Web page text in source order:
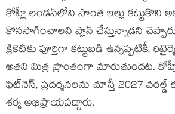
కోహ్లీ లండన్‌లోని సొంత ఇల్లు కట్టుకొని
కొనసాగించాలని ప్లాన్ చేస్తున్నాడని చెప్పారు.
క్రికెట్‌కు పూర్తిగా కట్టుబడి ఉన్నప్పటికీ,
అతని మిత్ర ప్రాంతంగా మారుతుందట. కోహ్లీ
ఫిట్‌నెస్, ప్రదర్శనలను చూస్తే 2027
శర్మ అభిప్రాయపడ్డారు.